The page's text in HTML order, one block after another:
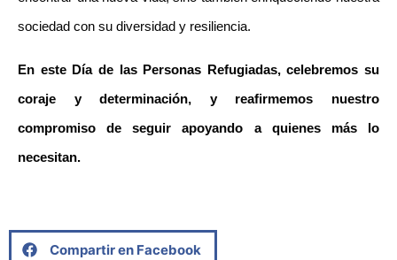
sociedad con su diversidad y resiliencia.
En este Día de las Personas Refugiadas, celebremos su
coraje y determinación, y reafirmemos nuestro
compromiso de seguir apoyando a quienes más lo
necesitan.
Compartir en Facebook